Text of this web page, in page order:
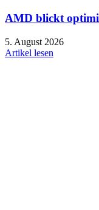
AMD blickt
5. August 2026
Artikel lesen